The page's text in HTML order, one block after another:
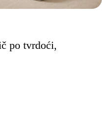
po tvrdoći,